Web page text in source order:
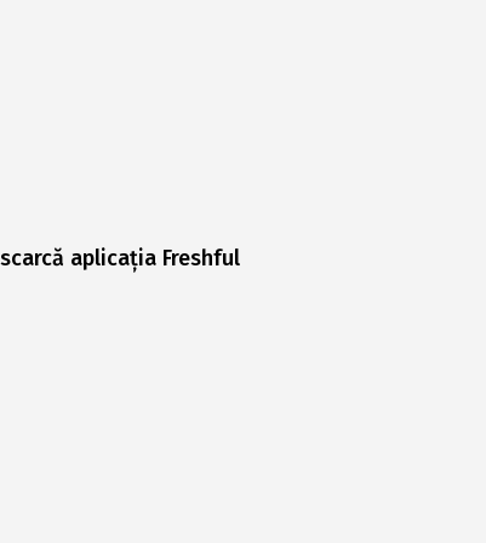
aplicația Freshful